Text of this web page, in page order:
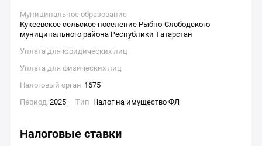
Муниципальное образование
Кукеевское сельское поселение Рыбно-Слободского
муниципального района Республики Татарстан
Уплата для юридических лиц
Уплата для физических лиц
Налоговый орган 1675
Период 2025 Тип Налог на имущество ФЛ
Налоговые ставки